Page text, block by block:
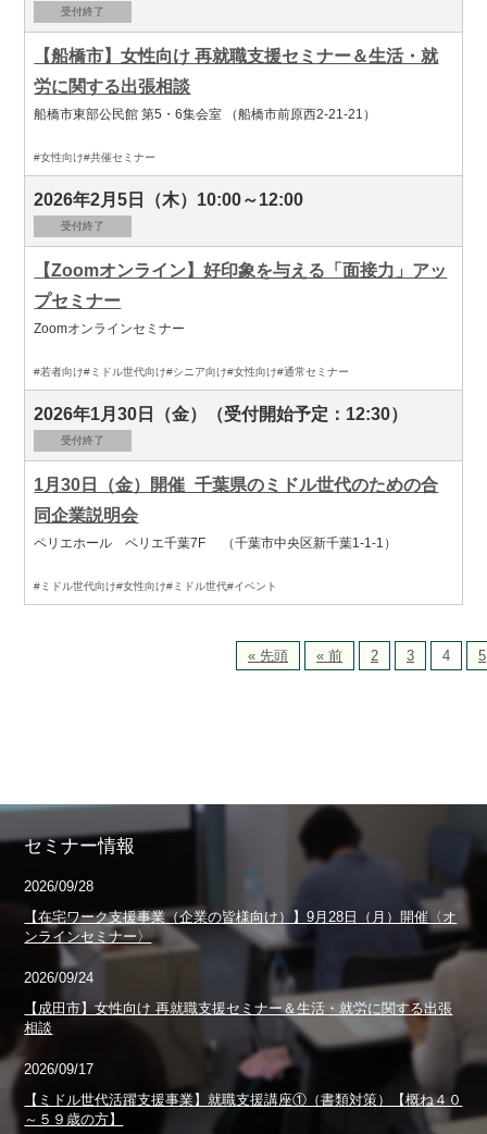
受付終了
【船橋市】女性向け 再就職支援セミナー＆生活・就
労に関する出張相談
船橋市東部公民館 第5・6集会室 （船橋市前原西2-21-21）
#女性向け#共催セミナー
2026年2月5日（木）10:00～12:00
受付終了
【Zoomオンライン】好印象を与える「面接力」アッ
プセミナー
Zoomオンラインセミナー
#若者向け#ミドル世代向け#シニア向け#女性向け#通常セミナー
2026年1月30日（金）（受付開始予定：12:30）
受付終了
1月30日（金）開催_千葉県のミドル世代のための合
同企業説明会
ペリエホール ペリエ千葉7F （千葉市中央区新千葉1-1-1）
#ミドル世代向け#女性向け#ミドル世代#イベント
« 先頭 « 前 2 3 4 5
セミナー情報
2026/09/28
【在宅ワーク支援事業（企業の皆様向け）】9月28日（月）開催〈オ
ンラインセミナー〉
2026/09/24
【成田市】女性向け 再就職支援セミナー＆生活・就労に関する出張
相談
2026/09/17
【ミドル世代活躍支援事業】就職支援講座①（書類対策）【概ね４０
～５９歳の方】